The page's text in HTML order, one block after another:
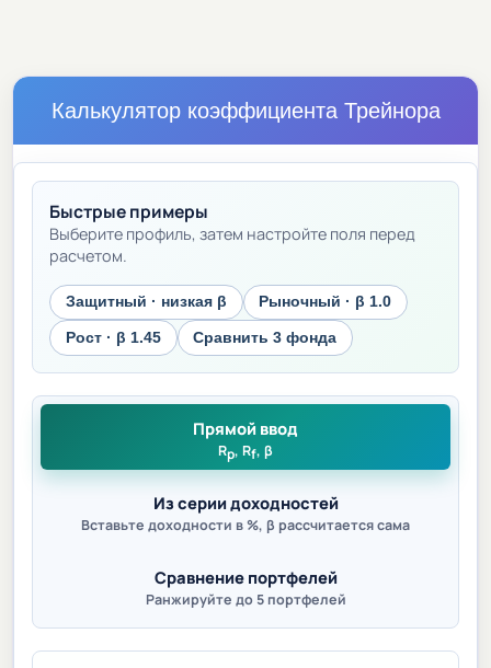
Калькулятор коэффициента Трейнора
Быстрые примеры
Выберите профиль, затем настройте поля перед
расчетом.
Защитный · низкая β Рыночный · β 1.0
Рост · β 1.45 Сравнить 3 фонда
Прямой ввод
Rp, Rf, β
Из серии доходностей
Вставьте доходности в %, β рассчитается сама
Сравнение портфелей
Ранжируйте до 5 портфелей